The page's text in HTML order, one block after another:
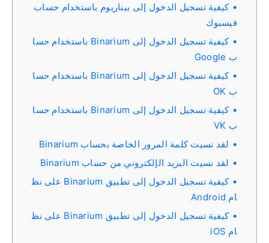
كيفية تسجيل الدخول إلى بيناريوم باستخدام حساب
فيسبوك
كيفية تسجيل الدخول إلى Binarium باستخدام حسا
ب Google
كيفية تسجيل الدخول إلى Binarium باستخدام حسا
ب OK
كيفية تسجيل الدخول إلى Binarium باستخدام حسا
ب VK
لقد نسيت كلمة المرور الخاصة بحساب Binarium
لقد نسيت البريد الإلكتروني من حساب Binarium
كيفية تسجيل الدخول إلى تطبيق Binarium على نظ
ام Android
كيفية تسجيل الدخول إلى تطبيق Binarium على نظ
ام iOS